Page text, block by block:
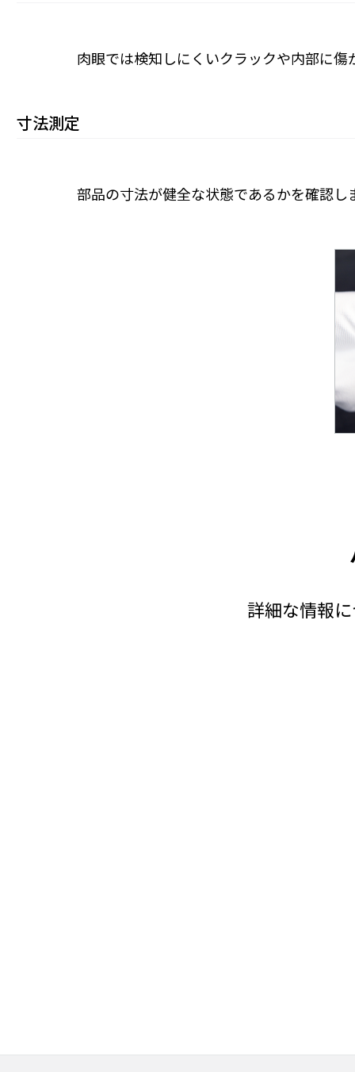
肉眼では検知しにくいクラックや内部に
寸法測定
部品の寸法が健全な状態であるかを確認
詳細な情報